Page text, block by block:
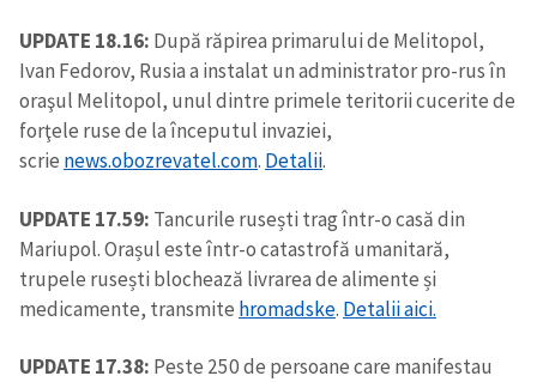
UPDATE 18.16: După răpirea primarului de Melitopol,
Ivan Fedorov, Rusia a instalat un administrator pro-rus în
oraşul Melitopol, unul dintre primele teritorii cucerite de
forţele ruse de la începutul invaziei,
scrie news.obozrevatel.com. Detalii.
UPDATE 17.59: Tancurile rusești trag într-o casă din
Mariupol. Orașul este într-o catastrofă umanitară,
trupele rusești blochează livrarea de alimente și
medicamente, transmite hromadske. Detalii aici.
UPDATE 17.38: Peste 250 de persoane care manifestau